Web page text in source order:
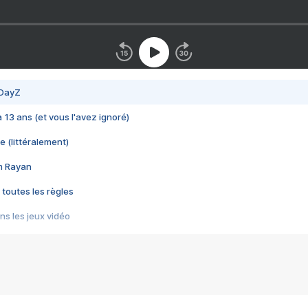
13 ans (et vous l'avez ignoré)
(littéralement)
Rayan
toutes les règles
les jeux vidéo